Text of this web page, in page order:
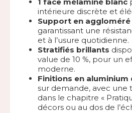
1 face mélaminé blanc
intérieure discrète et
Support en
garantissant une
et à l’usure quotidienne.
Stratifiés brillants
value de 10 %, pour un
moderne.
Finitions en aluminium
sur demande, avec une
dans le chapitre «
décors ou au dos de